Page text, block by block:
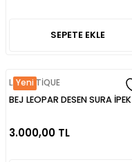
SEPETE EKLE
Yeni
LABOUTİQUE
BEJ LEOPAR DESEN SURA İPEK
3.000,00 TL